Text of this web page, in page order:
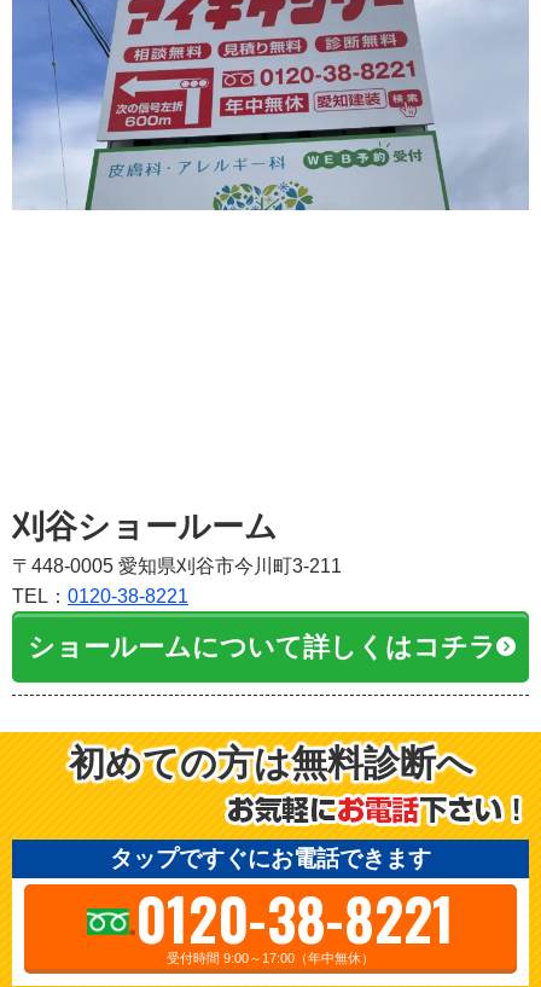
刈谷ショールーム
〒448-0005 愛知県刈谷市今川町3-211
TEL： 0120-38-8221
ショールームについて詳しくはコチラ
初めての方は無料診断へ
タップですぐにお電話できます
0120-38-8221
受付時間 9:00～17:00（年中無休）